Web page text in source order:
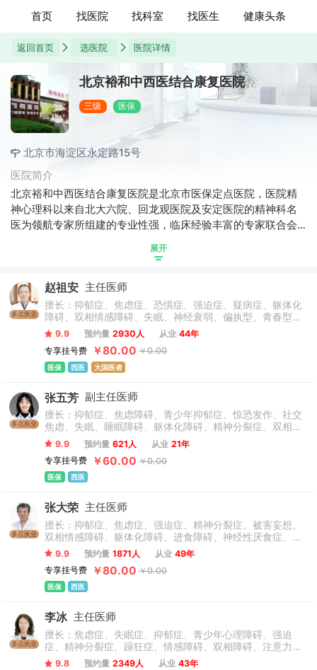
首页 找医院 找科室 找医生 健康头条
返回首页 选医院 医院详情
北京裕和中西医结合康复医院
三级 医保
北京市海淀区永定路15号
医院简介
北京裕和中西医结合康复医院是北京市医保定点医院，医院精
神心理科以来自北大六院、回龙观医院及安定医院的精神科名
医为领航专家所组建的专业性强，临床经验丰富的专家联合会
症、人格障碍、精神分裂、双相障碍、青少年心理障碍等精神
理、心理治疗等服务的特色科室。
展开
多点执业
赵祖安 主任医师
擅长：抑郁症、焦虑症、恐惧症、强迫症、疑病症、躯体化
障碍、双相情感障碍、失眠、神经衰弱、偏执型、青春型、
紧张型、单纯型、未定型及其他型或待分类的精神障碍等精
神疾病。躁狂症、双相情感障碍、精神康复、精神障碍、精
神心理、睡眠障碍科、躁狂症、恐惧症、神经官能症、植物
神经紊乱、头痛头晕、更年期综合征、心理咨询、注意力不
9.9 预约量 2930人 从业 44年
专享挂号费
￥80.00 ￥0.00
医保 西医 大国医者
多点执业
张五芳 副主任医师
擅长：抑郁症、焦虑障碍、青少年抑郁症、惊恐发作、社交
焦虑、失眠、睡眠障碍、躯体化障碍、精神分裂症、双相情
感障碍的药物治疗与康复管理、情绪引发的躯体疼痛、神经
衰弱、压力相关心理问题等疾病。
9.9 预约量 621人 从业 21年
专享挂号费
￥60.00 ￥0.00
医保 西医
多点执业
张大荣 主任医师
擅长：抑郁症、焦虑症、强迫症、精神分裂症、被害妄想、
双相情感障碍、躯体化障碍、进食障碍、神经性厌食症、神
经症、青少年精神心理疾病、老年抑郁症、性欲倒错障碍、
急性短暂性精神病性障碍等疾病。
9.9 预约量 1871人 从业 49年
专享挂号费
￥80.00 ￥0.00
医保 西医
多点执业
李冰 主任医师
擅长：焦虑症、失眠症、抑郁症、青少年心理障碍、强迫
症、精神分裂症、躁狂症、情感障碍、双相障碍、注意力缺
陷多动障碍、酒精依赖、药物依赖、心理咨询等。
9.8 预约量 2349人 从业 43年